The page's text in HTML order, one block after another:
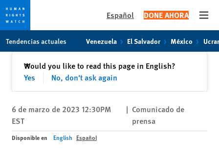
content
Español DONE AHORA
Tendencias actuales Venezuela El Salvador México
Would you like to read this page in English?
Yes
No, don't ask again
✕Cerrar
6 de marzo de 2023 12:30PM
EST
| Comunicado de
prensa
Disponible en English Español